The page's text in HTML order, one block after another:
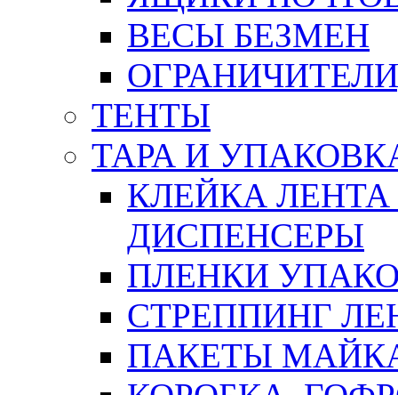
ВЕСЫ БЕЗМЕН
ТЕНТЫ
ТАРА И
КЛЕЙКА
ДИСПЕНСЕРЫ
ПЛЕНКИ
СТРЕППИНГ
ПАКЕТЫ